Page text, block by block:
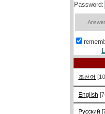
Password:
조선어
English
Русский